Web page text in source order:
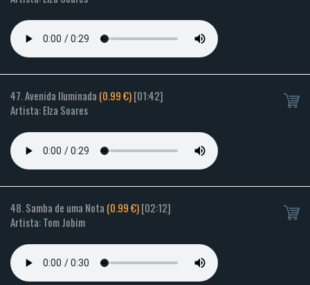
47. Avenida Iluminada (0.99 €)[01:42]
Artista: Elza Soares
48. Samba de uma Nota (0.99 €)[02:12]
Artista: Tom Jobim